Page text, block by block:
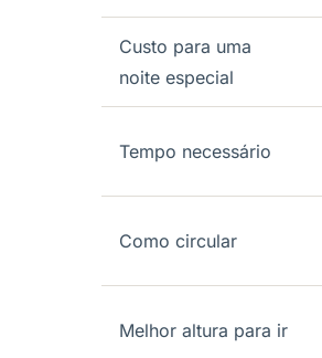
Custo para uma
noite especial
Tempo necessário
Como circular
Melhor altura para ir